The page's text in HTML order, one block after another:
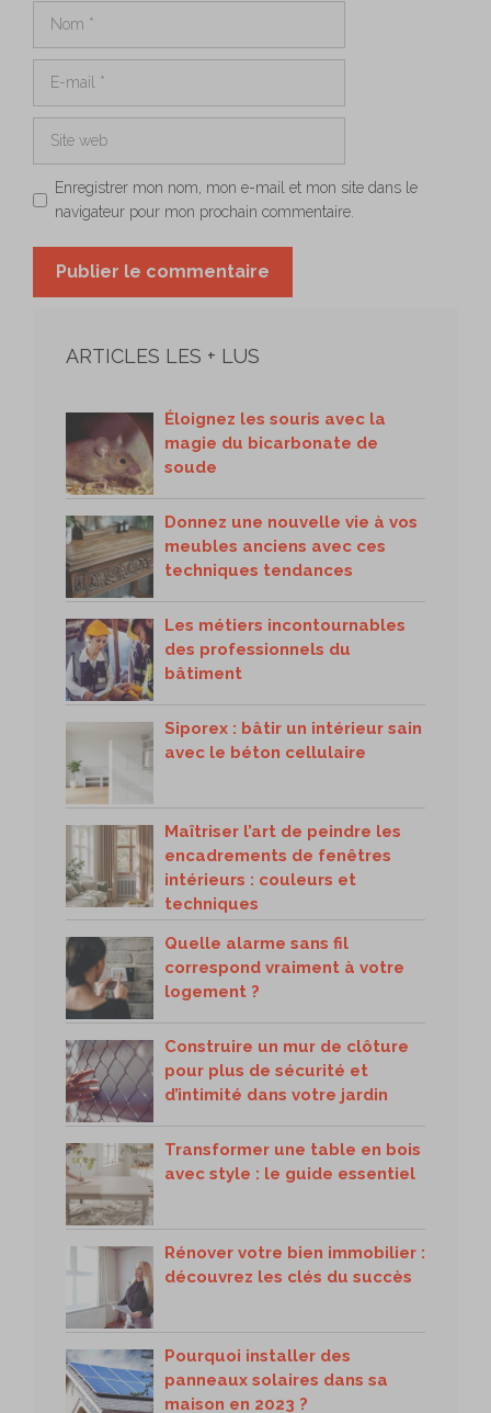
Enregistrer mon nom, mon e-mail et mon site dans le
navigateur pour mon prochain commentaire.
ARTICLES LES + LUS
Éloignez les souris avec la
magie du bicarbonate de
soude
Donnez une nouvelle vie à vos
meubles anciens avec ces
techniques tendances
Les métiers incontournables
des professionnels du
bâtiment
Siporex : bâtir un intérieur sain
avec le béton cellulaire
Maîtriser l’art de peindre les
encadrements de fenêtres
intérieurs : couleurs et
techniques
Quelle alarme sans fil
correspond vraiment à votre
logement ?
Construire un mur de clôture
pour plus de sécurité et
d’intimité dans votre jardin
Transformer une table en bois
avec style : le guide essentiel
Rénover votre bien immobilier :
découvrez les clés du succès
Pourquoi installer des
panneaux solaires dans sa
maison en 2023 ?